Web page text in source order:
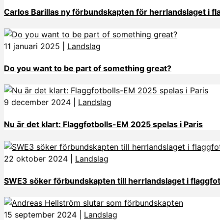
Carlos Barillas ny förbundskapten för herrlandslaget i
11 januari 2025 Landslag
Do you want to be part of something great?
9 december 2024 Landslag
Nu är det klart: Flaggfotbolls-EM 2025 spelas i Paris
22 oktober 2024 Landslag
SWE3 söker förbundskapten till herrlandslaget i
15 september 2024 Landslag